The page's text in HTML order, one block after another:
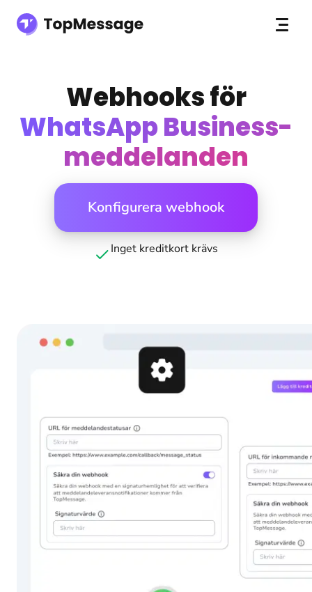
Webhooks för
WhatsApp Business-
meddelanden
Konfigurera webhook
Inget kreditkort krävs